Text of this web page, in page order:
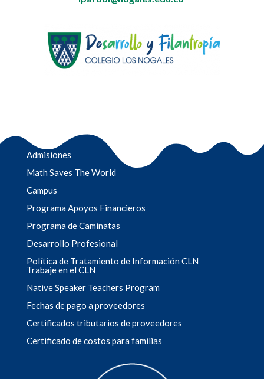
Admisiones
Math Saves The World
Campus
Programa Apoyos Financieros
Programa de Caminatas
Desarrollo Profesional
Política de Tratamiento de Información CLN
Trabaje en el CLN
Native Speaker Teachers Program
Fechas de pago a proveedores
Certificados tributarios de proveedores
Certificado de costos para familias